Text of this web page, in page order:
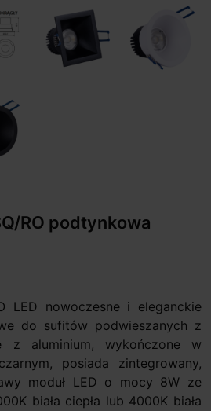
RO podtynkowa
LED nowoczesne i eleganckie
do sufitów podwieszanych z
z aluminium, wykończone w
posiada zintegrowany,
moduł LED o mocy 8W ze
biała ciepła lub 4000K biała